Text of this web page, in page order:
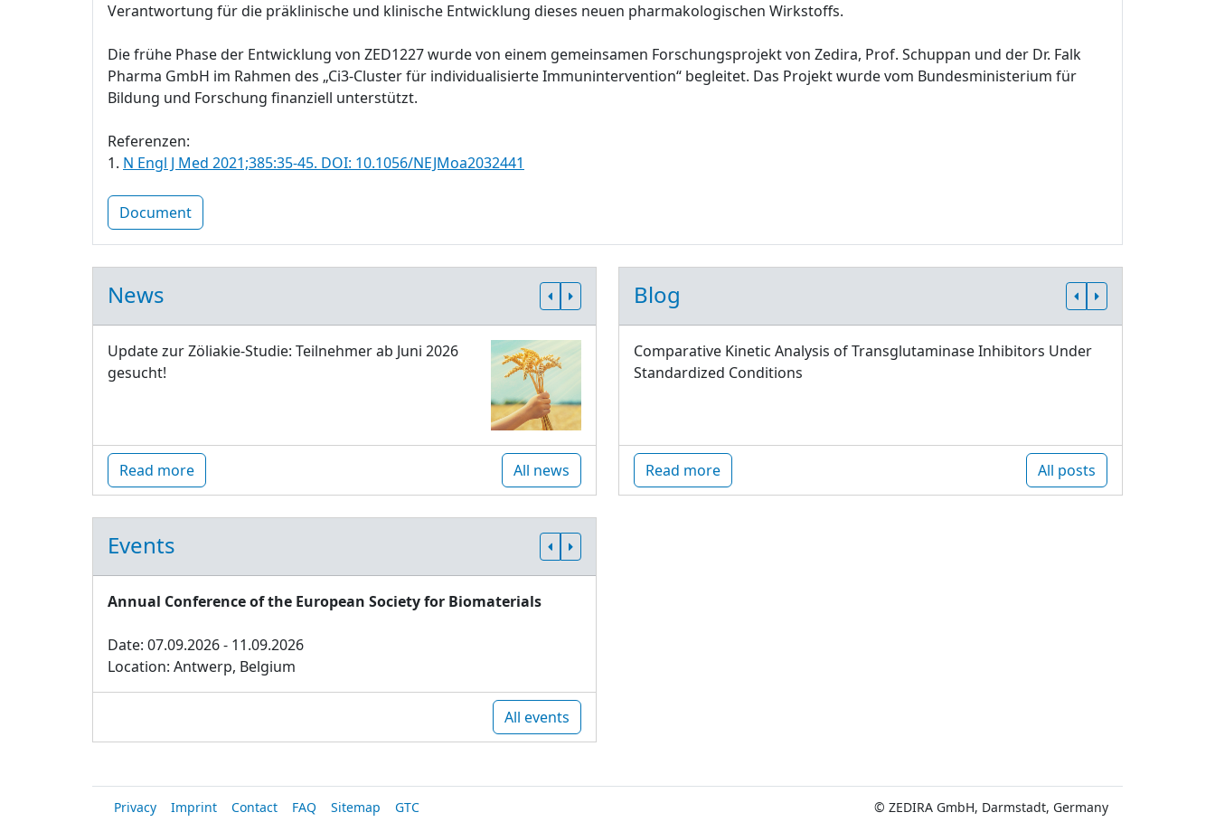
Verantwortung für die präklinische und klinische Entwicklung dieses neuen pharmakologischen Wirkstoffs.
Die frühe Phase der Entwicklung von ZED1227 wurde von einem gemeinsamen Forschungsprojekt von Zedira, Prof. Schuppan und der Dr. Falk
Pharma GmbH im Rahmen des „Ci3-Cluster für individualisierte Immunintervention“ begleitet. Das Projekt wurde vom Bundesministerium für
Bildung und Forschung finanziell unterstützt.
Referenzen:
1. N Engl J Med 2021;385:35-45. DOI: 10.1056/NEJMoa2032441
Document
News
Update zur Zöliakie-Studie: Teilnehmer ab Juni 2026
gesucht!
Read more All news
Blog
Comparative Kinetic Analysis of Transglutaminase Inhibitors Under
Standardized Conditions
Read more All posts
Events
Annual Conference of the European Society for Biomaterials
Date: 07.09.2026 - 11.09.2026
Location: Antwerp, Belgium
All events
Privacy Imprint Contact FAQ Sitemap GTC © ZEDIRA GmbH, Darmstadt, Germany